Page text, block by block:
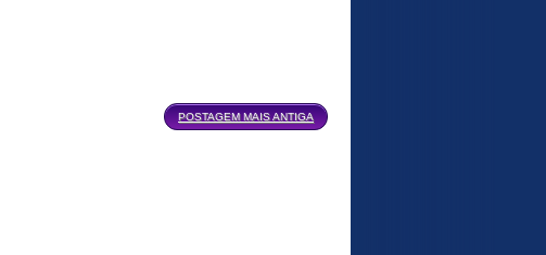
POSTAGEM MAIS ANTIGA